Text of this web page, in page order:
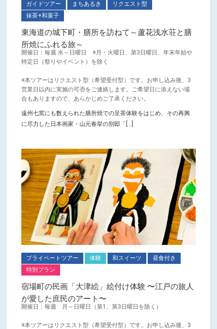
ガイドツアー まちあるき
リクエスト型
抹茶+和菓子
東海道の城下町・膳所を訪ねて～蘆花浅水荘と膳
所焼にふれる旅～
開催日：毎週 水～日曜日 ※月・火曜日、第3日曜日、年末年始や
特定日（祭りやイベント）を除く
※本ツアーはリクエスト型（希望受付型）です。お申し込み後、3
営業日以内に実施の可否をご連絡します。ご希望日に添えない場
合もありますので、あらかじめご了承ください。
遠州七窯にも数えられた膳所焼での呈茶体験をはじめ、その再興
に尽力した日本画家・山元春挙の別邸「[...]
プライベートツアー 体験 和スイーツ
昼食付き
特別プラン
宿場町の民画「大津絵」絵付け体験 〜江戸の旅人
が愛した庶民のアート〜
開催日：毎週 月～日曜日（第1、第3日曜日を除く）
※本ツアーはリクエスト型（希望受付型）です。お申し込み後、3